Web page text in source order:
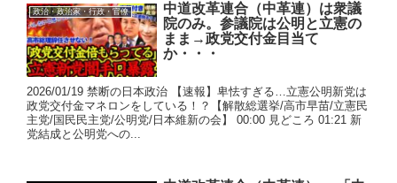
政治・政治家・行政・官僚
中道改革連合（中革連）は衆議
院のみ。参議院は公明と立憲の
まま→政党交付金目当て
か・・・
2026/01/19 禁断の日本政治 【速報】卑怯すぎる…立憲公明新党は
政党交付金マネロンをしている！？【解散総選挙/高市早苗/立憲民
主党/国民民主党/公明党/日本維新の会】 00:00 見どころ 01:21 新
党結成と公明党への...